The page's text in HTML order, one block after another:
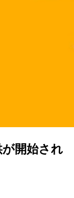
開始され